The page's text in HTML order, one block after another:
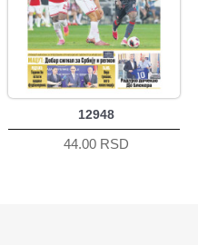
12948
44.00 RSD